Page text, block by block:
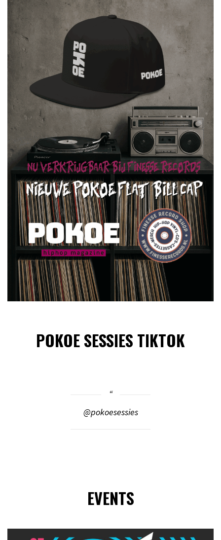
POKOE SESSIES TIKTOK
@pokoesessies
EVENTS